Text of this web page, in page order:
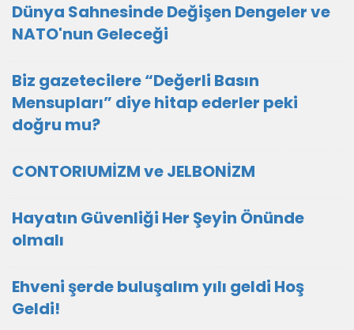
Dünya Sahnesinde Değişen Dengeler ve
NATO'nun Geleceği
Biz gazetecilere “Değerli Basın
Mensupları” diye hitap ederler peki
doğru mu?
CONTORIUMİZM ve JELBONİZM
Hayatın Güvenliği Her Şeyin Önünde
olmalı
Ehveni şerde buluşalım yılı geldi Hoş
Geldi!